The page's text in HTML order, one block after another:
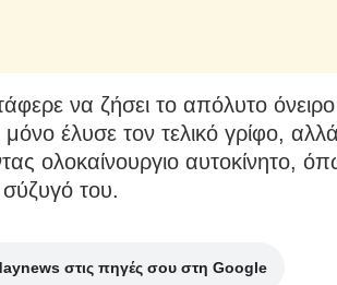
να ζήσει το απόλυτο
έλυσε τον τελικό γρίφο, αλλά
ολοκαίνουργιο αυτοκίνητο,
του.
στις πηγές σου στη Google